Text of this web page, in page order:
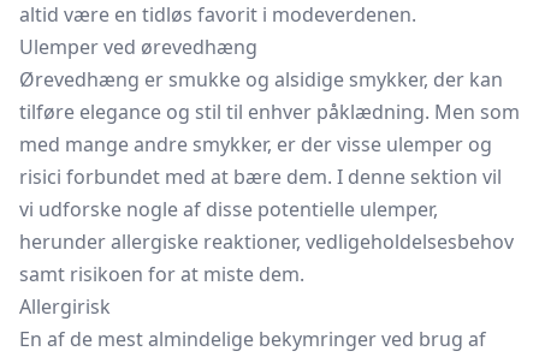
altid være en tidløs favorit i modeverdenen.
Ulemper ved ørevedhæng
Ørevedhæng er smukke og alsidige smykker, der kan
tilføre elegance og stil til enhver påklædning. Men som
med mange andre smykker, er der visse ulemper og
risici forbundet med at bære dem. I denne sektion vil
vi udforske nogle af disse potentielle ulemper,
herunder allergiske reaktioner, vedligeholdelsesbehov
samt risikoen for at miste dem.
Allergirisk
En af de mest almindelige bekymringer ved brug af